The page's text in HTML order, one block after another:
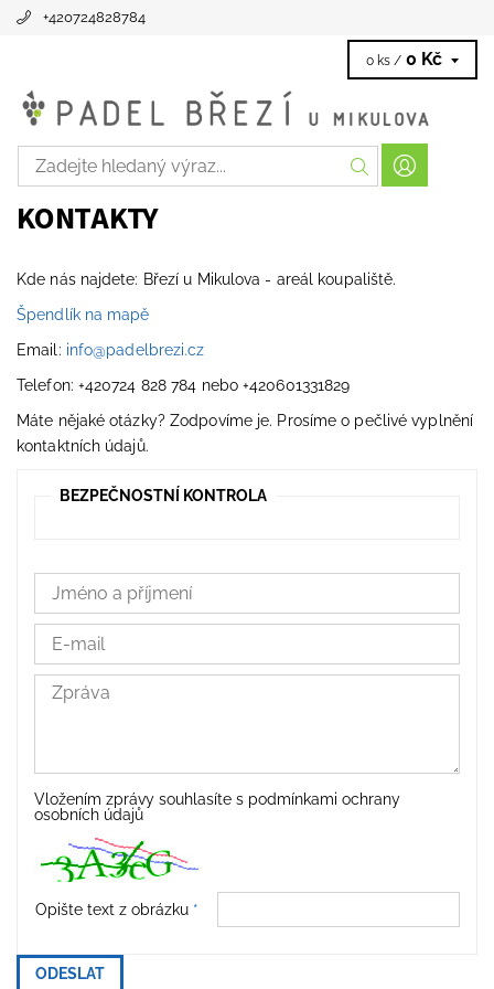
+420724828784
0 ks / 0 Kč
KONTAKTY
Kde nás najdete: Březí u Mikulova - areál koupaliště.
Špendlík na mapě
Email: info@padelbrezi.cz
Telefon: +420724 828 784 nebo +420601331829
Máte nějaké otázky? Zodpovíme je. Prosíme o pečlivé vyplnění
kontaktních údajů.
BEZPEČNOSTNÍ KONTROLA
Vložením zprávy souhlasíte s podmínkami ochrany
osobních údajů
Opište text z obrázku